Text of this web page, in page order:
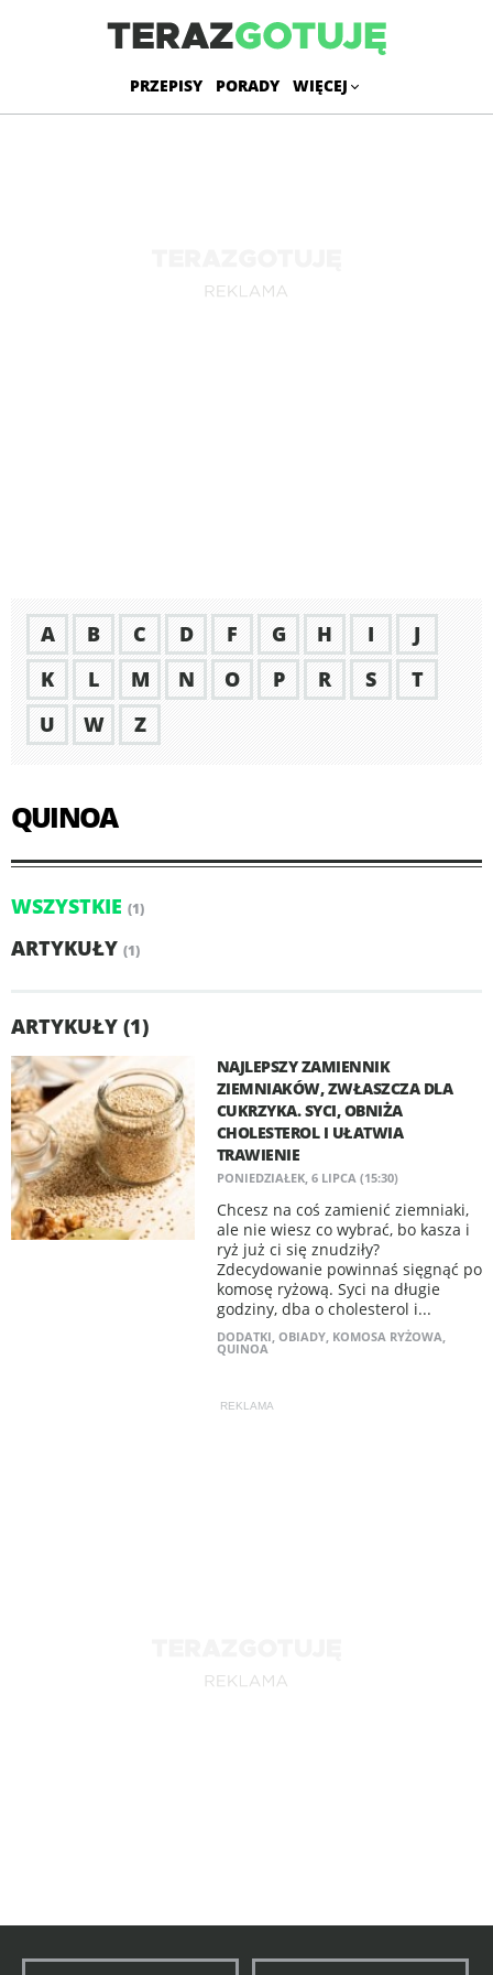
PRZEPISY PORADY WIĘCEJ
A B C D F G H I
J
K
L M N O P R S
T
U
W Z
QUINOA
WSZYSTKIE (1)
ARTYKUŁY (1)
ARTYKUŁY (1)
NAJLEPSZY ZAMIENNIK
ZIEMNIAKÓW, ZWŁASZCZA DLA
CUKRZYKA. SYCI, OBNIŻA
CHOLESTEROL I UŁATWIA
TRAWIENIE
PONIEDZIAŁEK, 6 LIPCA (15:30)
Chcesz na coś zamienić ziemniaki,
ale nie wiesz co wybrać, bo kasza i
ryż już ci się znudziły?
Zdecydowanie powinnaś sięgnąć po
komosę ryżową. Syci na długie
godziny, dba o cholesterol i...
DODATKI, OBIADY, KOMOSA RYŻOWA,
QUINOA
REKLAMA